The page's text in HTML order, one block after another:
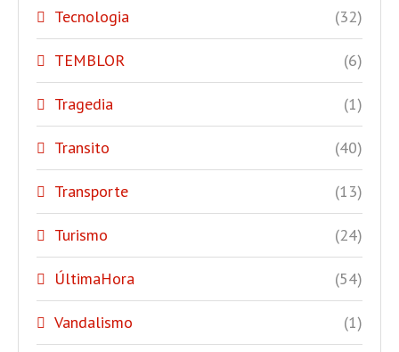
Tecnologia (32)
TEMBLOR (6)
Tragedia (1)
Transito (40)
Transporte (13)
Turismo (24)
ÚltimaHora (54)
Vandalismo (1)